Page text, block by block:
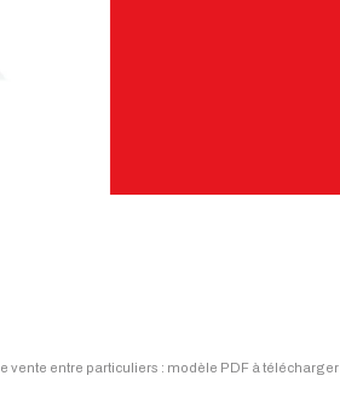
vente entre particuliers : modèle PDF à télécharger